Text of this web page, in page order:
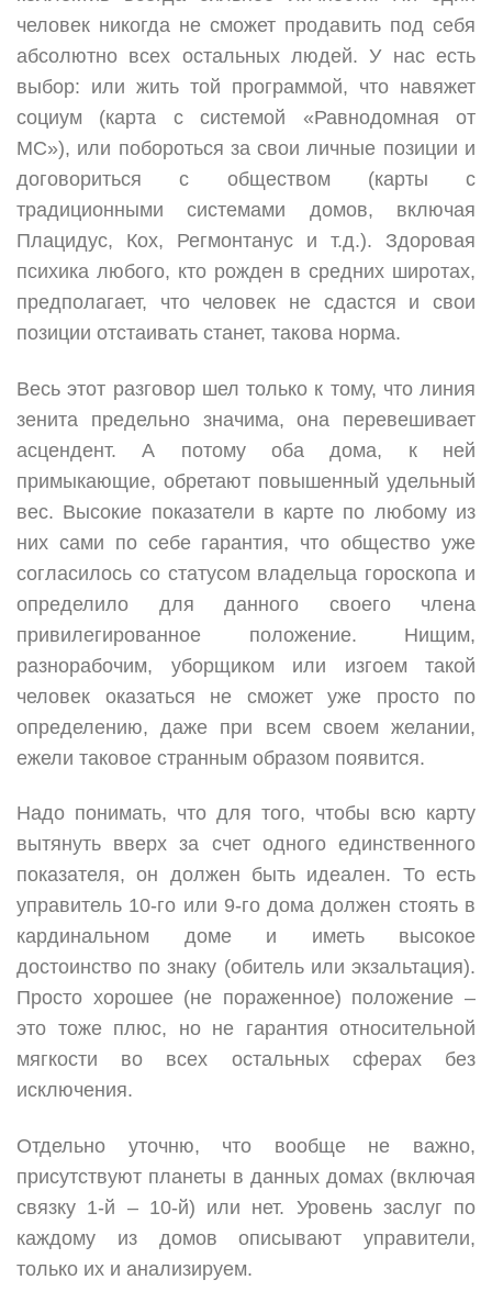
человек никогда не сможет продавить под себя
абсолютно всех остальных людей. У нас есть
выбор: или жить той программой, что навяжет
социум (карта с системой «Равнодомная от
МС»), или побороться за свои личные позиции и
договориться с обществом (карты с
традиционными системами домов, включая
Плацидус, Кох, Регмонтанус и т.д.). Здоровая
психика любого, кто рожден в средних широтах,
предполагает, что человек не сдастся и свои
позиции отстаивать станет, такова норма.
Весь этот разговор шел только к тому, что линия
зенита предельно значима, она перевешивает
асцендент. А потому оба дома, к ней
примыкающие, обретают повышенный удельный
вес. Высокие показатели в карте по любому из
них сами по себе гарантия, что общество уже
согласилось со статусом владельца гороскопа и
определило для данного своего члена
привилегированное положение. Нищим,
разнорабочим, уборщиком или изгоем такой
человек оказаться не сможет уже просто по
определению, даже при всем своем желании,
ежели таковое странным образом появится.
Надо понимать, что для того, чтобы всю карту
вытянуть вверх за счет одного единственного
показателя, он должен быть идеален. То есть
управитель 10-го или 9-го дома должен стоять в
кардинальном доме и иметь высокое
достоинство по знаку (обитель или экзальтация).
Просто хорошее (не пораженное) положение –
это тоже плюс, но не гарантия относительной
мягкости во всех остальных сферах без
исключения.
Отдельно уточню, что вообще не важно,
присутствуют планеты в данных домах (включая
связку 1-й – 10-й) или нет. Уровень заслуг по
каждому из домов описывают управители,
только их и анализируем.